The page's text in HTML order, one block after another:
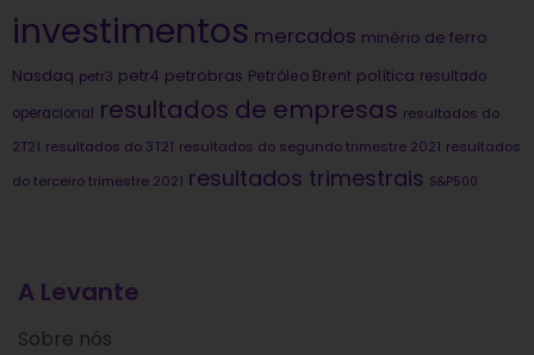
investimentos mercados minério de ferro
Nasdaq petr3 petr4 petrobras Petróleo Brent política resultado
operacional resultados de empresas resultados do
2T21 resultados do 3T21 resultados do segundo trimestre 2021 resultados
do terceiro trimestre 2021 resultados trimestrais S&P500
A Levante
Sobre nós